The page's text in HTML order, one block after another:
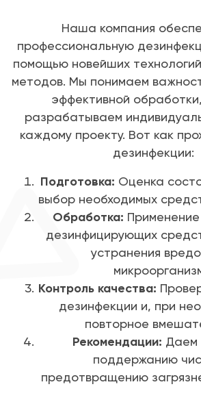
Наша компания
профессиональную
помощью новейших
методов. Мы понимаем
эффективной
разрабатываем
каждому проекту. Вот как
дезинфекции:
Подготовка: Оценка
выбор необходимых
Обработка:
дезинфицирующих
устранения
Контроль качества:
дезинфекции и, при
повторное
Рекомендации: Даем
поддержанию
предотвращению